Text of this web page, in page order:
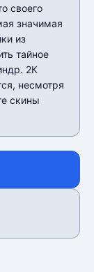
своего
значимая
из
тайное
2К
несмотря
скины